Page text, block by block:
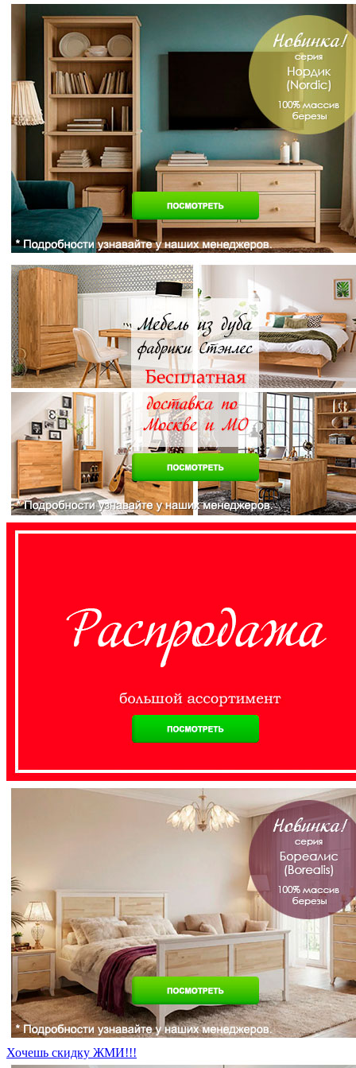
Хочешь скидку ЖМИ!!!